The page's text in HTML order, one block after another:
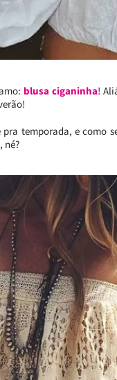
blusa ciganinha!
temporada, e como
né?